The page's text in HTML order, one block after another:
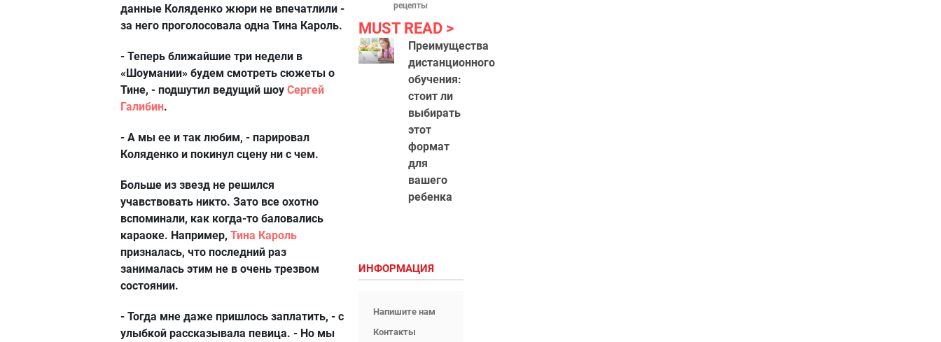
данные Коляденко жюри не впечатлили -
за него проголосовала одна Тина Кароль.
- Теперь ближайшие три недели в
«Шоумании» будем смотреть сюжеты о
Тине, - подшутил ведущий шоу Сергей
Галибин.
- А мы ее и так любим, - парировал
Коляденко и покинул сцену ни с чем.
Больше из звезд не решился
учавствовать никто. Зато все охотно
вспоминали, как когда-то баловались
караоке. Например, Тина Кароль
призналась, что последний раз
занималась этим не в очень трезвом
состоянии.
- Тогда мне даже пришлось заплатить, - с
улыбкой рассказывала певица. - Но мы
рецепты
MUST READ
Преимущества
дистанционного
обучения:
стоит ли
выбирать
этот
формат
для
вашего
ребенка
ИНФОРМАЦИЯ
Напишите нам
Контакты